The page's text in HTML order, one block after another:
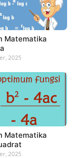
Matematika
2025
Matematika
2025